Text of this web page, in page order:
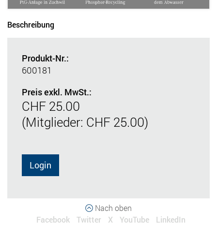
Beschreibung
Produkt-Nr.:
600181
Preis exkl. MwSt.:
CHF 25.00
(Mitglieder: CHF 25.00)
Login
Nach oben
Facebook
Twitter X YouTube LinkedIn